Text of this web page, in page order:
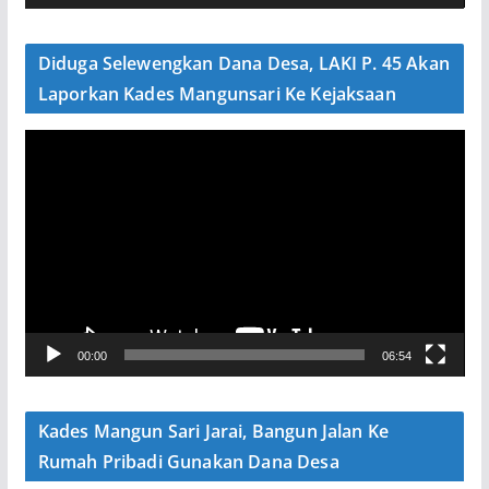
e
Diduga Selewengkan Dana Desa, LAKI P. 45 Akan
Laporkan Kades Mangunsari Ke Kejaksaan
V
e
00:00 06:54
Kades Mangun Sari Jarai, Bangun Jalan Ke
Rumah Pribadi Gunakan Dana Desa